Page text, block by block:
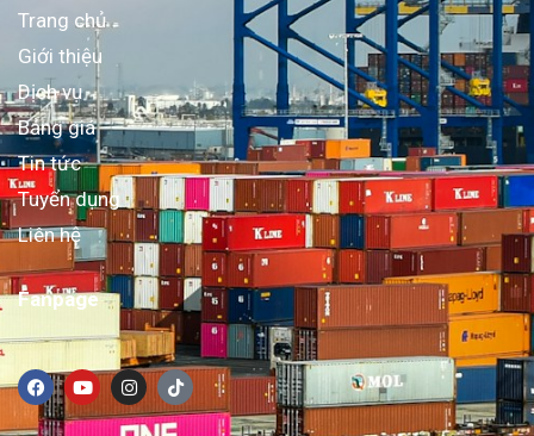
Trang chủ
Giới thiệu
Dịch vụ
Bảng giá
Tin tức
Tuyển dụng
Liên hệ
Fanpage